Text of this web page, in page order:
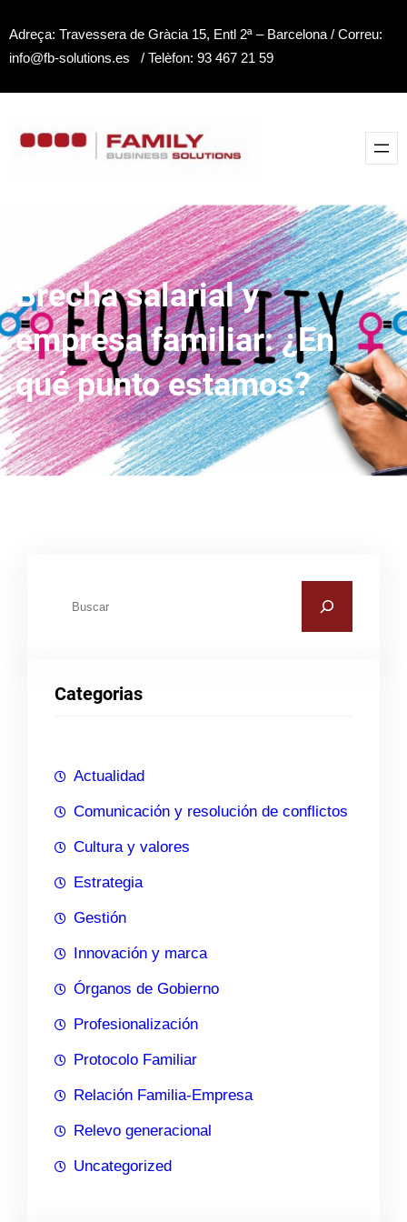
al
contenido
Adreça: Travessera de Gràcia 15, Entl 2ª – Barcelona / Correu:
info@fb-solutions.es / Telèfon: 93 467 21 59
Brecha salarial y
empresa familiar: ¿En
qué punto estamos?
a
Categorias
Actualidad
Comunicación y resolución de conflictos
Cultura y valores
Estrategia
Gestión
Innovación y marca
Órganos de Gobierno
Profesionalización
Protocolo Familiar
Relación Familia-Empresa
Relevo generacional
Uncategorized